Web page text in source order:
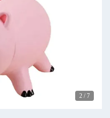
2 / 7